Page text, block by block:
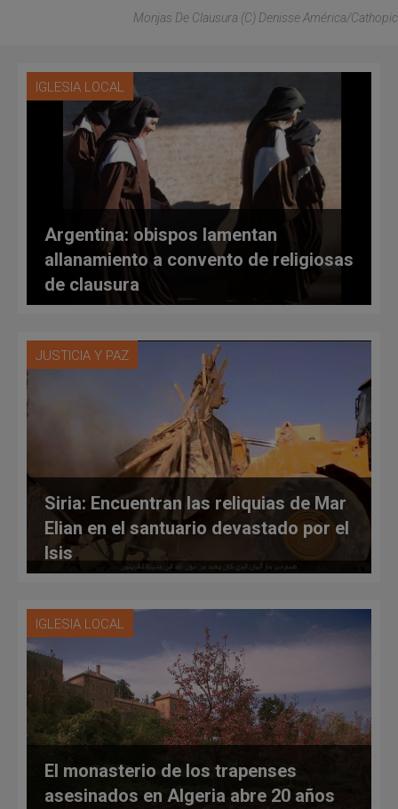
Monjas De Clausura (C) Denisse América/Cathopic
IGLESIA LOCAL
Argentina: obispos lamentan
allanamiento a convento de religiosas
de clausura
JUSTICIA Y PAZ
Siria: Encuentran las reliquias de Mar
Elian en el santuario devastado por el
Isis
IGLESIA LOCAL
El monasterio de los trapenses
asesinados en Algeria abre 20 años